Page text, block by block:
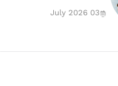
03 July 2026